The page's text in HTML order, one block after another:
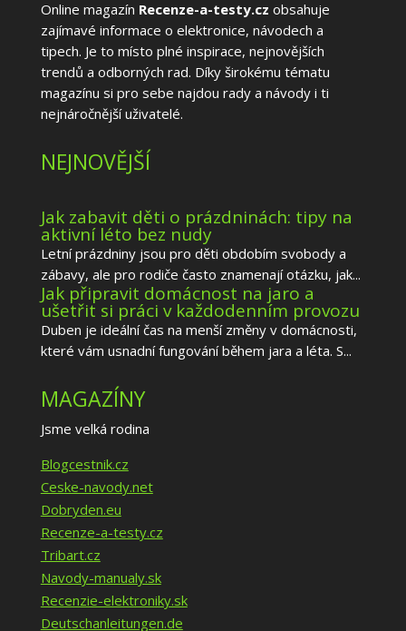
Online magazín Recenze-a-testy.cz obsahuje
zajímavé informace o elektronice, návodech a
tipech. Je to místo plné inspirace, nejnovějších
trendů a odborných rad. Díky širokému tématu
magazínu si pro sebe najdou rady a návody i ti
nejnáročnější uživatelé.
NEJNOVĚJŠÍ
Jak zabavit děti o prázdninách: tipy na
aktivní léto bez nudy
Letní prázdniny jsou pro děti obdobím svobody a
zábavy, ale pro rodiče často znamenají otázku, jak...
Jak připravit domácnost na jaro a
ušetřit si práci v každodenním provozu
Duben je ideální čas na menší změny v domácnosti,
které vám usnadní fungování během jara a léta. S...
MAGAZÍNY
Jsme velká rodina
Blogcestnik.cz
Ceske-navody.net
Dobryden.eu
Recenze-a-testy.cz
Tribart.cz
Navody-manualy.sk
Recenzie-elektroniky.sk
Deutschanleitungen.de